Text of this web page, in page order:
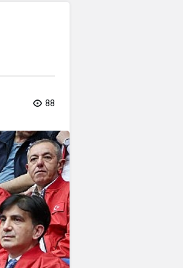
88